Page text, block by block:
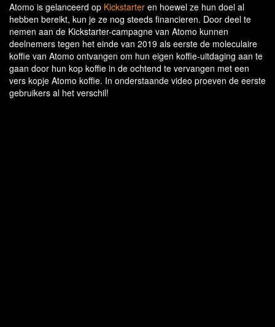
Atomo is gelanceerd op Kickstarter en hoewel ze hun doel al
hebben bereikt, kun je ze nog steeds financieren. Door deel te
nemen aan de Kickstarter-campagne van Atomo kunnen
deelnemers tegen het einde van 2019 als eerste de moleculaire
koffie van Atomo ontvangen om hun eigen koffie-uitdaging aan te
gaan door hun kop koffie in de ochtend te vervangen met een
vers kopje Atomo koffie. In onderstaande video proeven de eerste
gebruikers al het verschil!